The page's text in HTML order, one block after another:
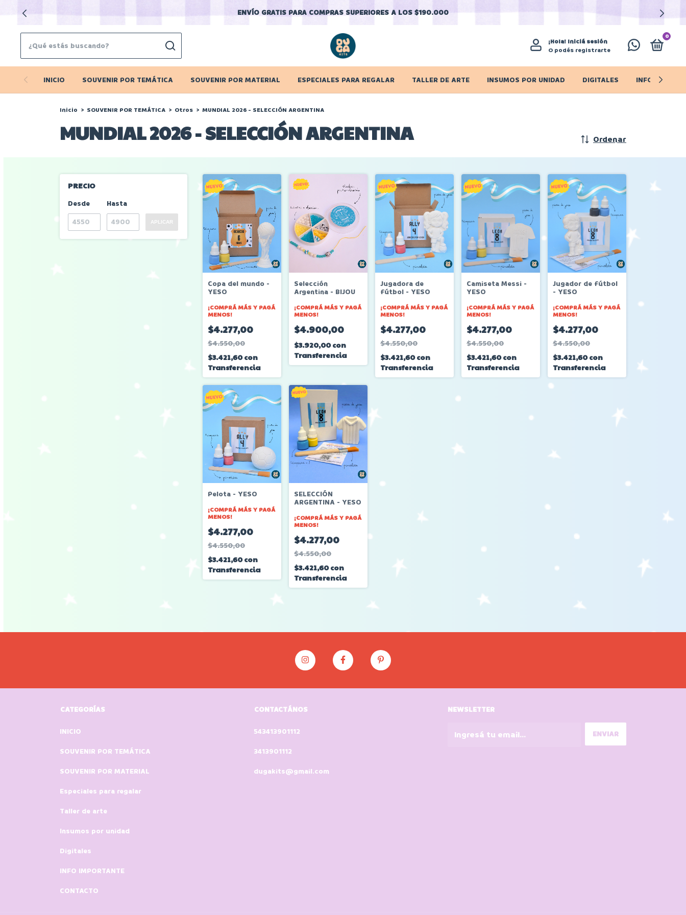
ENVÍO GRATIS PARA COMPRAS SUPERIORES A LOS $190.000
¡Hola! Iniciá sesión
O podés registrarte
0
INICIO SOUVENIR POR TEMÁTICA SOUVENIR POR MATERIAL ESPECIALES PARA REGALAR TALLER DE ARTE INSUMOS POR UNIDAD DIGITALES INFO
Inicio > SOUVENIR POR TEMÁTICA > Otros > MUNDIAL 2026 - SELECCIÓN ARGENTINA
MUNDIAL 2026 - SELECCIÓN ARGENTINA Ordenar
PRECIO
Desde Hasta
APLICAR
Copa del mundo -
YESO
¡COMPRÁ MÁS Y PAGÁ
MENOS!
$4.277,00
$4.550,00
$3.421,60con
Transferencia
Selección
Argentina - BIJOU
¡COMPRÁ MÁS Y PAGÁ
MENOS!
$4.900,00
$3.920,00con
Transferencia
Jugadora de
fútbol - YESO
¡COMPRÁ MÁS Y PAGÁ
MENOS!
$4.277,00
$4.550,00
$3.421,60con
Transferencia
Camiseta Messi -
YESO
¡COMPRÁ MÁS Y PAGÁ
MENOS!
$4.277,00
$4.550,00
$3.421,60con
Transferencia
Jugador de fútbol
- YESO
¡COMPRÁ MÁS Y PAGÁ
MENOS!
$4.277,00
$4.550,00
$3.421,60con
Transferencia
Pelota - YESO
¡COMPRÁ MÁS Y PAGÁ
MENOS!
$4.277,00
$4.550,00
$3.421,60con
Transferencia
SELECCIÓN
ARGENTINA - YESO
¡COMPRÁ MÁS Y PAGÁ
MENOS!
$4.277,00
$4.550,00
$3.421,60con
Transferencia
CATEGORÍAS
INICIO
SOUVENIR POR TEMÁTICA
SOUVENIR POR MATERIAL
Especiales para regalar
Taller de arte
Insumos por unidad
Digitales
INFO IMPORTANTE
CONTACTO
CONTACTÁNOS
543413901112
3413901112
dugakits@gmail.com
NEWSLETTER